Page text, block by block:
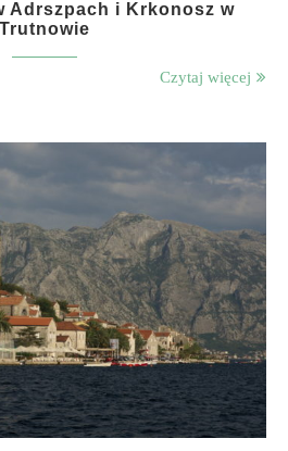
Adrszpach i Krkonosz w
Trutnowie
Czytaj więcej